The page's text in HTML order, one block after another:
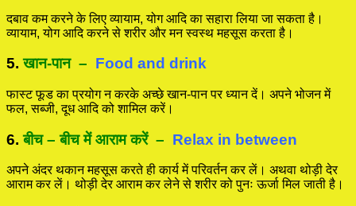
दबाव कम करने के लिए व्यायाम, योग आदि का सहारा लिया जा सकता है।
व्यायाम, योग आदि करने से शरीर और मन स्वस्थ महसूस करता है।
5.खान-पान – Food and drink
फास्ट फूड का प्रयोग न करके अच्छे खान-पान पर ध्यान दें। अपने भोजन में
फल, सब्जी, दूध आदि को शामिल करें।
6.बीच – बीच में आराम करें – Relax in between
अपने अंदर थकान महसूस करते ही कार्य में परिवर्तन कर लें। अथवा थोड़ी देर
आराम कर लें। थोड़ी देर आराम कर लेने से शरीर को पुनः ऊर्जा मिल जाती है।